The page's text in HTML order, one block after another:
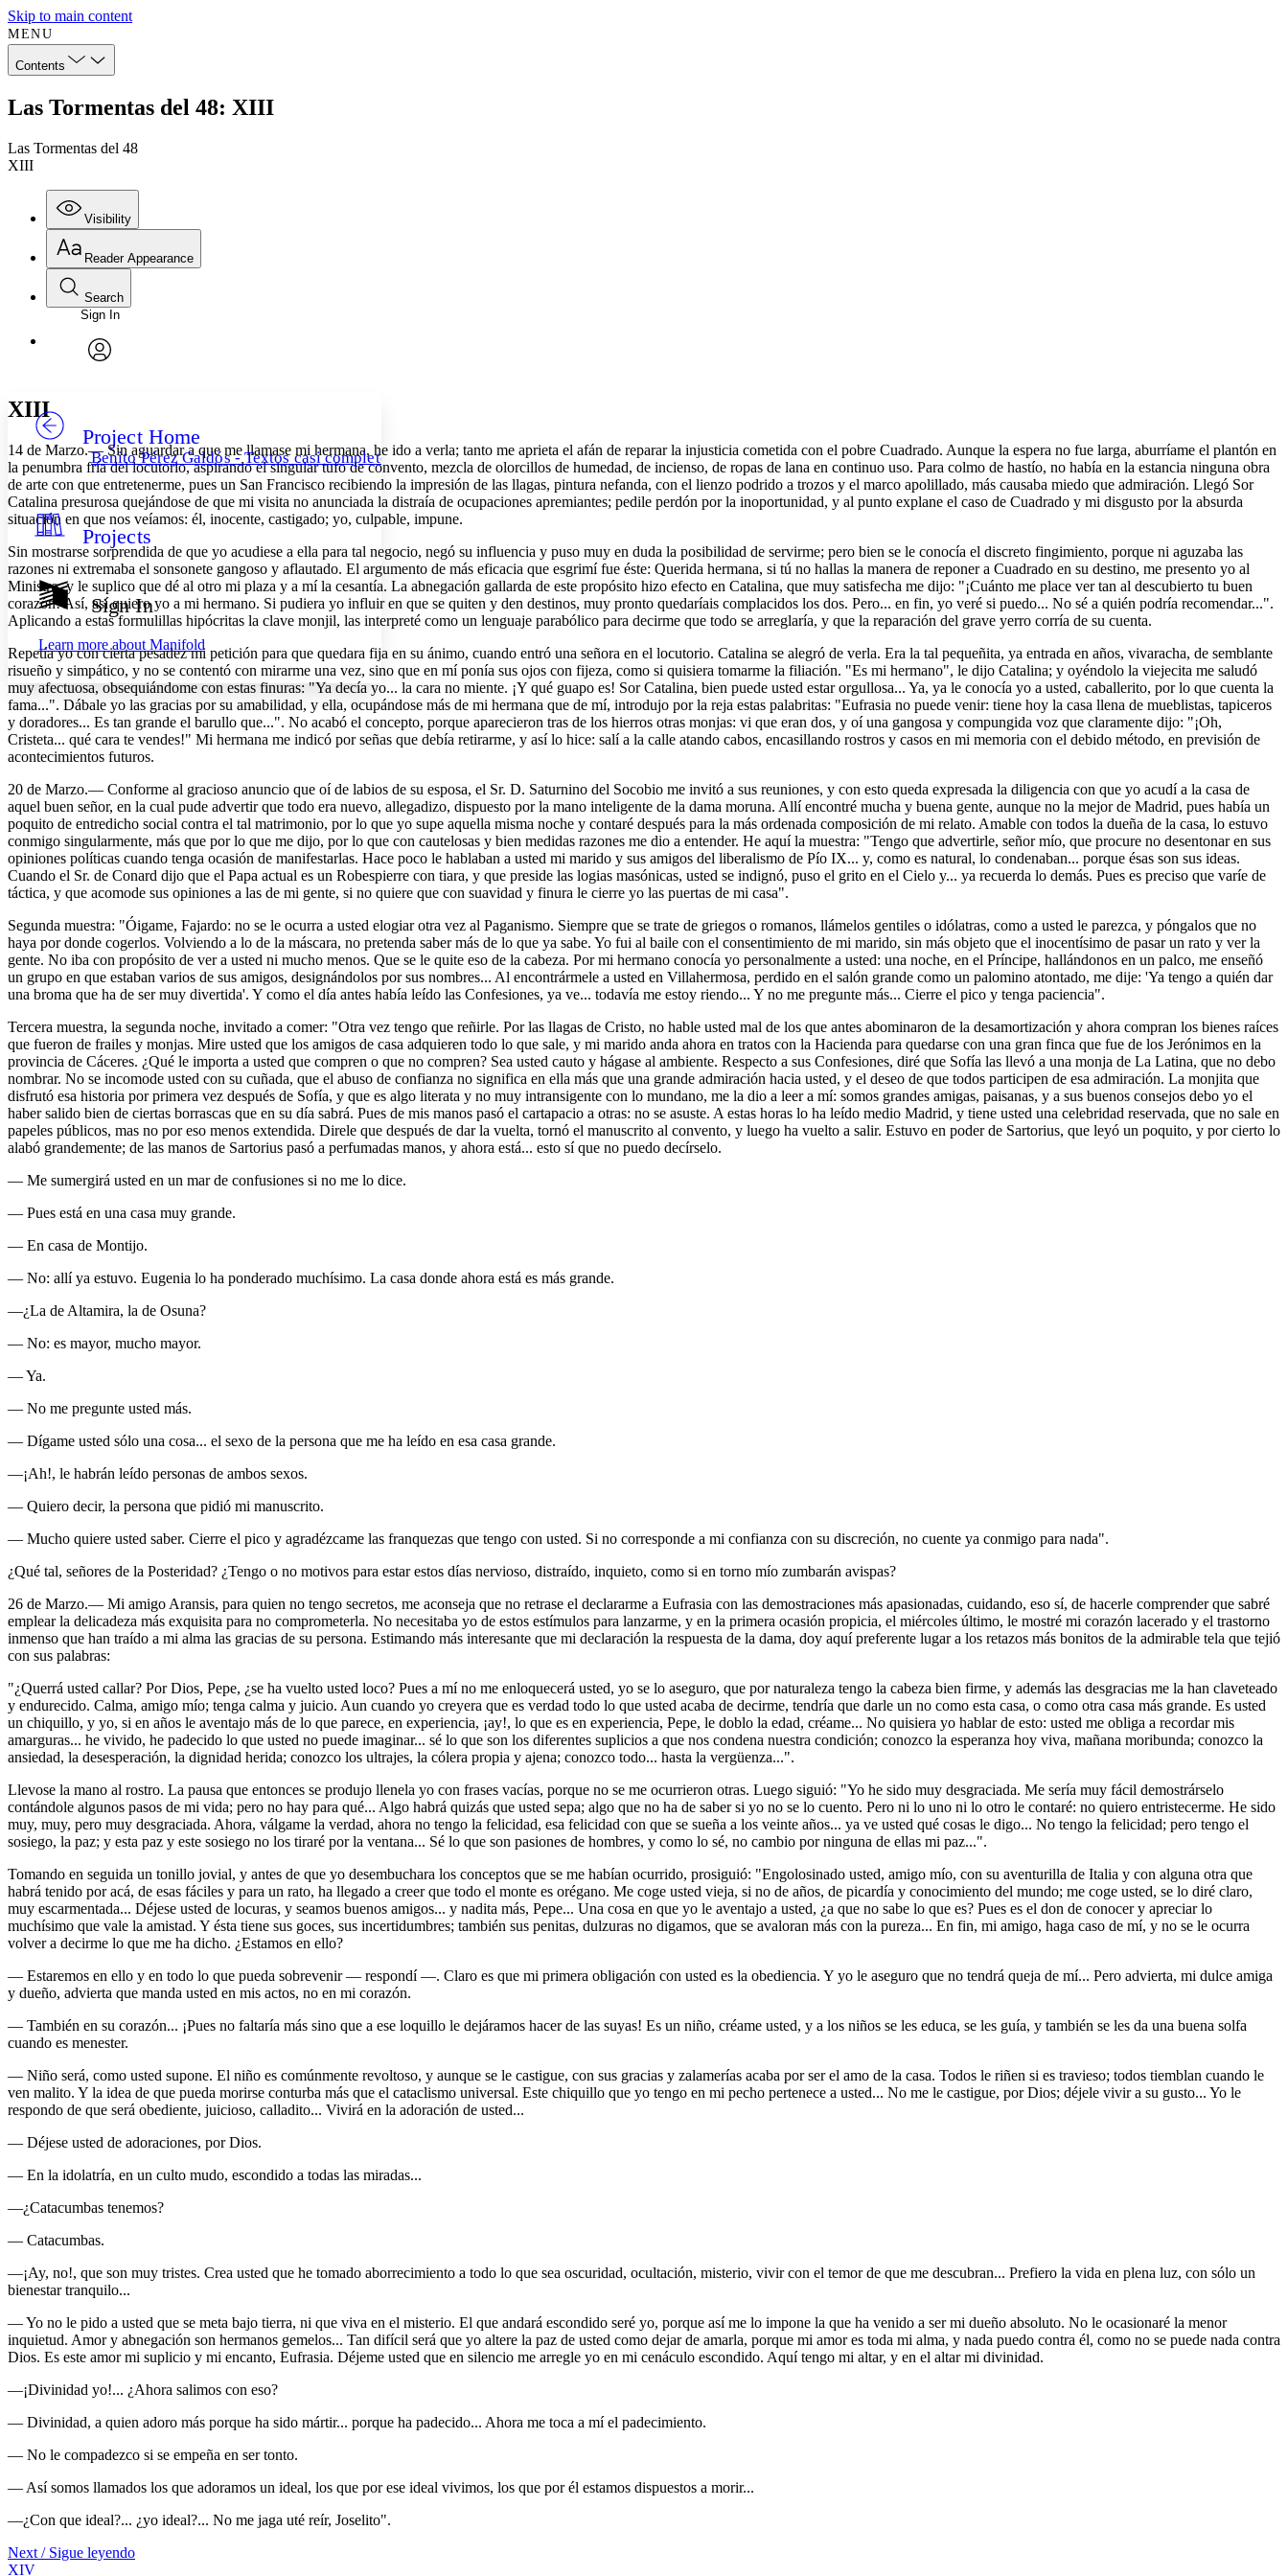
Skip to main content
MENU
Contents
Las Tormentas del 48: XIII
Las Tormentas del 48
XIII
Visibility
Annotations
Others
Your highlights
Resources
Show all
Show all Hide all
Reader Appearance
Font
Font style
Decrease font size
Decrease font size Increase font size
Color Scheme
Light
Dark
Annotation contrast
abc High
Margins
Reset to Defaults
Search
Enter search criteria
Search within:
Sign In
Project Home
Benito Pérez Galdós - Textos casi completos
Projects
Sign In
Learn more about Manifold
XIII
14 de Marzo.— Sin aguardar a que me llamase mi hermana, he ido a verla; tanto me aprieta el afán de reparar la injusticia cometida con el pobre Cuadrado. Aunque la espera no fue larga, aburríame el plantón en
la penumbra fría del locutorio, aspirando el singular tufo de convento, mezcla de olorcillos de humedad, de incienso, de ropas de lana en continuo uso. Para colmo de hastío, no había en la estancia ninguna obra
de arte con que entretenerme, pues un San Francisco recibiendo la impresión de las llagas, pintura nefanda, con el lienzo podrido a trozos y el marco apolillado, más causaba miedo que admiración. Llegó Sor
Catalina presurosa quejándose de que mi visita no anunciada la distraía de ocupaciones apremiantes; pedile perdón por la inoportunidad, y al punto explane el caso de Cuadrado y mi disgusto por la absurda
situación en que nos veíamos: él, inocente, castigado; yo, culpable, impune.
Sin mostrarse sorprendida de que yo acudiese a ella para tal negocio, negó su influencia y puso muy en duda la posibilidad de servirme; pero bien se le conocía el discreto fingimiento, porque ni aguzaba las
razones ni extremaba el sonsonete gangoso y aflautado. El argumento de más eficacia que esgrimí fue éste: Querida hermana, si tú no hallas la manera de reponer a Cuadrado en su destino, me presento yo al
Ministro, y le suplico que dé al otro mi plaza y a mí la cesantía. La abnegación gallarda de este propósito hizo efecto en Catalina, que muy satisfecha me dijo: "¡Cuánto me place ver tan al descubierto tu buen
corazón! Así, así quiero yo a mi hermano. Si pudiera yo influir en que se quiten y den destinos, muy pronto quedaríais complacidos los dos. Pero... en fin, yo veré si puedo... No sé a quién podría recomendar...".
Aplicando a estas formulillas hipócritas la clave monjil, las interpreté como un lenguaje parabólico para decirme que todo se arreglaría, y que la reparación del grave yerro corría de su cuenta.
Repetía yo con cierta pesadez mi petición para que quedara fija en su ánimo, cuando entró una señora en el locutorio. Catalina se alegró de verla. Era la tal pequeñita, ya entrada en años, vivaracha, de semblante
risueño y simpático, y no se contentó con mirarme una vez, sino que en mí ponía sus ojos con fijeza, como si quisiera tomarme la filiación. "Es mi hermano", le dijo Catalina; y oyéndolo la viejecita me saludó
muy afectuosa, obsequiándome con estas finuras: "Ya decía yo... la cara no miente. ¡Y qué guapo es! Sor Catalina, bien puede usted estar orgullosa... Ya, ya le conocía yo a usted, caballerito, por lo que cuenta la
fama...". Dábale yo las gracias por su amabilidad, y ella, ocupándose más de mi hermana que de mí, introdujo por la reja estas palabritas: "Eufrasia no puede venir: tiene hoy la casa llena de mueblistas, tapiceros
y doradores... Es tan grande el barullo que...". No acabó el concepto, porque aparecieron tras de los hierros otras monjas: vi que eran dos, y oí una gangosa y compungida voz que claramente dijo: "¡Oh,
Cristeta... qué cara te vendes!" Mi hermana me indicó por señas que debía retirarme, y así lo hice: salí a la calle atando cabos, encasillando rostros y casos en mi memoria con el debido método, en previsión de
acontecimientos futuros.
20 de Marzo.— Conforme al gracioso anuncio que oí de labios de su esposa, el Sr. D. Saturnino del Socobio me invitó a sus reuniones, y con esto queda expresada la diligencia con que yo acudí a la casa de
aquel buen señor, en la cual pude advertir que todo era nuevo, allegadizo, dispuesto por la mano inteligente de la dama moruna. Allí encontré mucha y buena gente, aunque no la mejor de Madrid, pues había un
poquito de entredicho social contra el tal matrimonio, por lo que yo supe aquella misma noche y contaré después para la más ordenada composición de mi relato. Amable con todos la dueña de la casa, lo estuvo
conmigo singularmente, más que por lo que me dijo, por lo que con cautelosas y bien medidas razones me dio a entender. He aquí la muestra: "Tengo que advertirle, señor mío, que procure no desentonar en sus
opiniones políticas cuando tenga ocasión de manifestarlas. Hace poco le hablaban a usted mi marido y sus amigos del liberalismo de Pío IX... y, como es natural, lo condenaban... porque ésas son sus ideas.
Cuando el Sr. de Conard dijo que el Papa actual es un Robespierre con tiara, y que preside las logias masónicas, usted se indignó, puso el grito en el Cielo y... ya recuerda lo demás. Pues es preciso que varíe de
táctica, y que acomode sus opiniones a las de mi gente, si no quiere que con suavidad y finura le cierre yo las puertas de mi casa".
Segunda muestra: "Óigame, Fajardo: no se le ocurra a usted elogiar otra vez al Paganismo. Siempre que se trate de griegos o romanos, llámelos gentiles o idólatras, como a usted le parezca, y póngalos que no
haya por donde cogerlos. Volviendo a lo de la máscara, no pretenda saber más de lo que ya sabe. Yo fui al baile con el consentimiento de mi marido, sin más objeto que el inocentísimo de pasar un rato y ver la
gente. No iba con propósito de ver a usted ni mucho menos. Que se le quite eso de la cabeza. Por mi hermano conocía yo personalmente a usted: una noche, en el Príncipe, hallándonos en un palco, me enseñó
un grupo en que estaban varios de sus amigos, designándolos por sus nombres... Al encontrármele a usted en Villahermosa, perdido en el salón grande como un palomino atontado, me dije: 'Ya tengo a quién dar
una broma que ha de ser muy divertida'. Y como el día antes había leído las Confesiones, ya ve... todavía me estoy riendo... Y no me pregunte más... Cierre el pico y tenga paciencia".
Tercera muestra, la segunda noche, invitado a comer: "Otra vez tengo que reñirle. Por las llagas de Cristo, no hable usted mal de los que antes abominaron de la desamortización y ahora compran los bienes raíces
que fueron de frailes y monjas. Mire usted que los amigos de casa adquieren todo lo que sale, y mi marido anda ahora en tratos con la Hacienda para quedarse con una gran finca que fue de los Jerónimos en la
provincia de Cáceres. ¿Qué le importa a usted que compren o que no compren? Sea usted cauto y hágase al ambiente. Respecto a sus Confesiones, diré que Sofía las llevó a una monja de La Latina, que no debo
nombrar. No se incomode usted con su cuñada, que el abuso de confianza no significa en ella más que una grande admiración hacia usted, y el deseo de que todos participen de esa admiración. La monjita que
disfrutó esa historia por primera vez después de Sofía, y que es algo literata y no muy intransigente con lo mundano, me la dio a leer a mí: somos grandes amigas, paisanas, y a sus buenos consejos debo yo el
haber salido bien de ciertas borrascas que en su día sabrá. Pues de mis manos pasó el cartapacio a otras: no se asuste. A estas horas lo ha leído medio Madrid, y tiene usted una celebridad reservada, que no sale en
papeles públicos, mas no por eso menos extendida. Direle que después de dar la vuelta, tornó el manuscrito al convento, y luego ha vuelto a salir. Estuvo en poder de Sartorius, que leyó un poquito, y por cierto lo
alabó grandemente; de las manos de Sartorius pasó a perfumadas manos, y ahora está... esto sí que no puedo decírselo.
— Me sumergirá usted en un mar de confusiones si no me lo dice.
— Pues está en una casa muy grande.
— En casa de Montijo.
— No: allí ya estuvo. Eugenia lo ha ponderado muchísimo. La casa donde ahora está es más grande.
—¿La de Altamira, la de Osuna?
— No: es mayor, mucho mayor.
— Ya.
— No me pregunte usted más.
— Dígame usted sólo una cosa... el sexo de la persona que me ha leído en esa casa grande.
—¡Ah!, le habrán leído personas de ambos sexos.
— Quiero decir, la persona que pidió mi manuscrito.
— Mucho quiere usted saber. Cierre el pico y agradézcame las franquezas que tengo con usted. Si no corresponde a mi confianza con su discreción, no cuente ya conmigo para nada".
¿Qué tal, señores de la Posteridad? ¿Tengo o no motivos para estar estos días nervioso, distraído, inquieto, como si en torno mío zumbarán avispas?
26 de Marzo.— Mi amigo Aransis, para quien no tengo secretos, me aconseja que no retrase el declararme a Eufrasia con las demostraciones más apasionadas, cuidando, eso sí, de hacerle comprender que sabré
emplear la delicadeza más exquisita para no comprometerla. No necesitaba yo de estos estímulos para lanzarme, y en la primera ocasión propicia, el miércoles último, le mostré mi corazón lacerado y el trastorno
inmenso que han traído a mi alma las gracias de su persona. Estimando más interesante que mi declaración la respuesta de la dama, doy aquí preferente lugar a los retazos más bonitos de la admirable tela que tejió
con sus palabras:
"¿Querrá usted callar? Por Dios, Pepe, ¿se ha vuelto usted loco? Pues a mí no me enloquecerá usted, yo se lo aseguro, que por naturaleza tengo la cabeza bien firme, y además las desgracias me la han claveteado
y endurecido. Calma, amigo mío; tenga calma y juicio. Aun cuando yo creyera que es verdad todo lo que usted acaba de decirme, tendría que darle un no como esta casa, o como otra casa más grande. Es usted
un chiquillo, y yo, si en años le aventajo más de lo que parece, en experiencia, ¡ay!, lo que es en experiencia, Pepe, le doblo la edad, créame... No quisiera yo hablar de esto: usted me obliga a recordar mis
amarguras... he vivido, he padecido lo que usted no puede imaginar... sé lo que son los diferentes suplicios a que nos condena nuestra condición; conozco la esperanza hoy viva, mañana moribunda; conozco la
ansiedad, la desesperación, la dignidad herida; conozco los ultrajes, la cólera propia y ajena; conozco todo... hasta la vergüenza...".
Llevose la mano al rostro. La pausa que entonces se produjo llenela yo con frases vacías, porque no se me ocurrieron otras. Luego siguió: "Yo he sido muy desgraciada. Me sería muy fácil demostrárselo
contándole algunos pasos de mi vida; pero no hay para qué... Algo habrá quizás que usted sepa; algo que no ha de saber si yo no se lo cuento. Pero ni lo uno ni lo otro le contaré: no quiero entristecerme. He sido
muy, muy, pero muy desgraciada. Ahora, válgame la verdad, ahora no tengo la felicidad, esa felicidad con que se sueña a los veinte años... ya ve usted qué cosas le digo... No tengo la felicidad; pero tengo el
sosiego, la paz; y esta paz y este sosiego no los tiraré por la ventana... Sé lo que son pasiones de hombres, y como lo sé, no cambio por ninguna de ellas mi paz...".
Tomando en seguida un tonillo jovial, y antes de que yo desembuchara los conceptos que se me habían ocurrido, prosiguió: "Engolosinado usted, amigo mío, con su aventurilla de Italia y con alguna otra que
habrá tenido por acá, de esas fáciles y para un rato, ha llegado a creer que todo el monte es orégano. Me coge usted vieja, si no de años, de picardía y conocimiento del mundo; me coge usted, se lo diré claro,
muy escarmentada... Déjese usted de locuras, y seamos buenos amigos... y nadita más, Pepe... Una cosa en que yo le aventajo a usted, ¿a que no sabe lo que es? Pues es el don de conocer y apreciar lo
muchísimo que vale la amistad. Y ésta tiene sus goces, sus incertidumbres; también sus penitas, dulzuras no digamos, que se avaloran más con la pureza... En fin, mi amigo, haga caso de mí, y no se le ocurra
volver a decirme lo que me ha dicho. ¿Estamos en ello?
— Estaremos en ello y en todo lo que pueda sobrevenir — respondí —. Claro es que mi primera obligación con usted es la obediencia. Y yo le aseguro que no tendrá queja de mí... Pero advierta, mi dulce amiga
y dueño, advierta que manda usted en mis actos, no en mi corazón.
— También en su corazón... ¡Pues no faltaría más sino que a ese loquillo le dejáramos hacer de las suyas! Es un niño, créame usted, y a los niños se les educa, se les guía, y también se les da una buena solfa
cuando es menester.
— Niño será, como usted supone. El niño es comúnmente revoltoso, y aunque se le castigue, con sus gracias y zalamerías acaba por ser el amo de la casa. Todos le riñen si es travieso; todos tiemblan cuando le
ven malito. Y la idea de que pueda morirse conturba más que el cataclismo universal. Este chiquillo que yo tengo en mi pecho pertenece a usted... No me le castigue, por Dios; déjele vivir a su gusto... Yo le
respondo de que será obediente, juicioso, calladito... Vivirá en la adoración de usted...
— Déjese usted de adoraciones, por Dios.
— En la idolatría, en un culto mudo, escondido a todas las miradas...
—¿Catacumbas tenemos?
— Catacumbas.
—¡Ay, no!, que son muy tristes. Crea usted que he tomado aborrecimiento a todo lo que sea oscuridad, ocultación, misterio, vivir con el temor de que me descubran... Prefiero la vida en plena luz, con sólo un
bienestar tranquilo...
— Yo no le pido a usted que se meta bajo tierra, ni que viva en el misterio. El que andará escondido seré yo, porque así me lo impone la que ha venido a ser mi dueño absoluto. No le ocasionaré la menor
inquietud. Amor y abnegación son hermanos gemelos... Tan difícil será que yo altere la paz de usted como dejar de amarla, porque mi amor es toda mi alma, y nada puedo contra él, como no se puede nada contra
Dios. Es este amor mi suplicio y mi encanto, Eufrasia. Déjeme usted que en silencio me arregle yo en mi cenáculo escondido. Aquí tengo mi altar, y en el altar mi divinidad.
—¡Divinidad yo!... ¿Ahora salimos con eso?
— Divinidad, a quien adoro más porque ha sido mártir... porque ha padecido... Ahora me toca a mí el padecimiento.
— No le compadezco si se empeña en ser tonto.
— Así somos llamados los que adoramos un ideal, los que por ese ideal vivimos, los que por él estamos dispuestos a morir...
—¿Con que ideal?... ¿yo ideal?... No me jaga uté reír, Joselito".
Next / Sigue leyendo
XIV